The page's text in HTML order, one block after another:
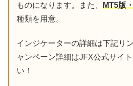
ものになります。また、 MT5版
種類を用意。
インジケーターの詳細は下記リ
ャンペーン詳細はJFX公式サイ
い！